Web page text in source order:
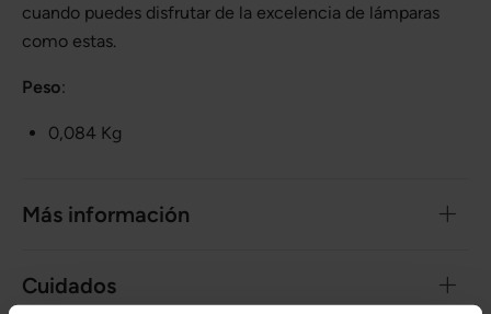
cuando puedes disfrutar de la excelencia de lámparas
como estas.
Peso:
0,084 Kg
Más información
Cuidados